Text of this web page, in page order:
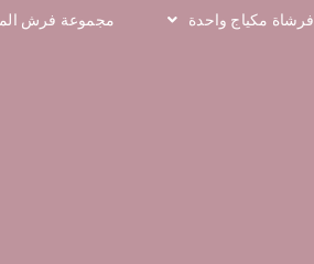
فرشاة مكياج واحدة مجموعة فرش